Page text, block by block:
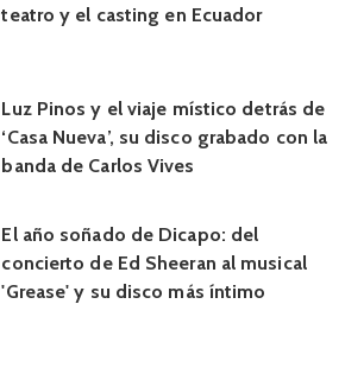
teatro y el casting en Ecuador
Luz Pinos y el viaje místico detrás de
‘Casa Nueva’, su disco grabado con la
banda de Carlos Vives
El año soñado de Dicapo: del
concierto de Ed Sheeran al musical
'Grease' y su disco más íntimo